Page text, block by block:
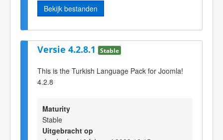
Bekijk bestanden
Versie 4.2.8.1 Stable
This is the Turkish Language Pack for Joomla!
4.2.8
Maturity
Stable
Uitgebracht op